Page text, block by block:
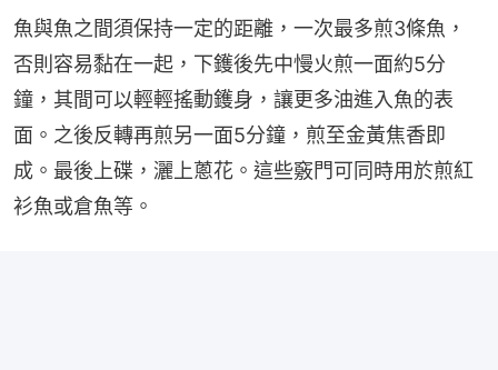
魚與魚之間須保持一定的距離，一次最多煎3條魚，
否則容易黏在一起，下鑊後先中慢火煎一面約5分
鐘，其間可以輕輕搖動鑊身，讓更多油進入魚的表
面。之後反轉再煎另一面5分鐘，煎至金黃焦香即
成。最後上碟，灑上蔥花。這些竅門可同時用於煎紅
衫魚或倉魚等。